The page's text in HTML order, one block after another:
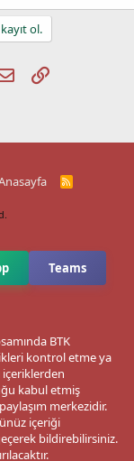
ol.
E-postaLink
R
Teams
BTK
kontrol etme ya
içeriklerden
kabul etmiş
merkezidir.
içeriği
bildirebilirsiniz.